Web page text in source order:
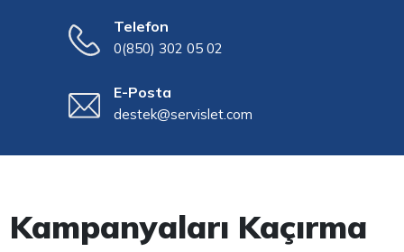
Telefon
0(850) 302 05 02
E-Posta
destek@servislet.com
Kampanyaları Kaçırma